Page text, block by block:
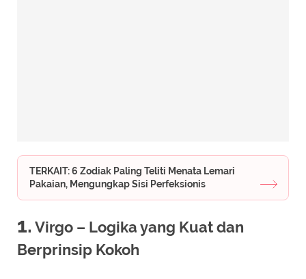
TERKAIT: 6 Zodiak Paling Teliti Menata Lemari
Pakaian, Mengungkap Sisi Perfeksionis
1. Virgo – Logika yang Kuat dan
Berprinsip Kokoh